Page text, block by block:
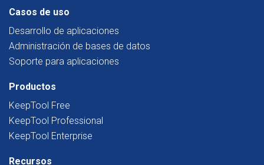
Casos de uso
Desarrollo de aplicaciones
Administración de bases de datos
Soporte para aplicaciones
Productos
KeepTool Free
KeepTool Professional
KeepTool Enterprise
Recursos